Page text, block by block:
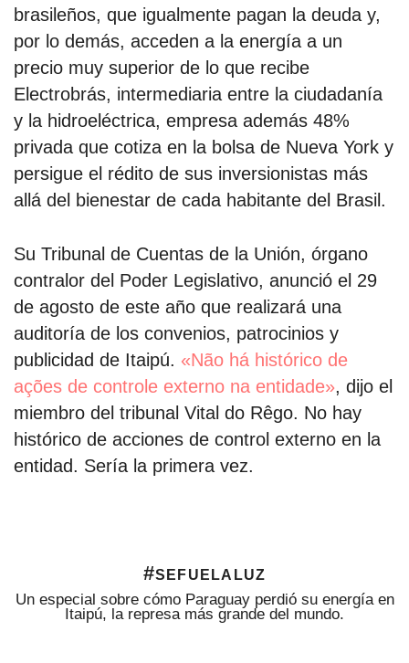
brasileños, que igualmente pagan la deuda y,
por lo demás, acceden a la energía a un
precio muy superior de lo que recibe
Electrobrás, intermediaria entre la ciudadanía
y la hidroeléctrica, empresa además 48%
privada que cotiza en la bolsa de Nueva York y
persigue el rédito de sus inversionistas más
allá del bienestar de cada habitante del Brasil.
Su Tribunal de Cuentas de la Unión, órgano
contralor del Poder Legislativo, anunció el 29
de agosto de este año que realizará una
auditoría de los convenios, patrocinios y
publicidad de Itaipú. «Não há histórico de
ações de controle externo na entidade», dijo el
miembro del tribunal Vital do Rêgo. No hay
histórico de acciones de control externo en la
entidad. Sería la primera vez.
#sefuelaluz
Un especial sobre cómo Paraguay perdió su energía en
Itaipú, la represa más grande del mundo.